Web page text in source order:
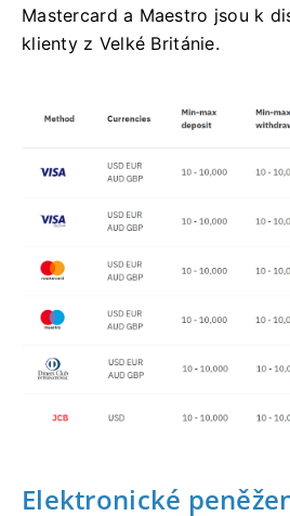
Mastercard a Maestro jsou k
klienty z Velké Británie.
Elektronické